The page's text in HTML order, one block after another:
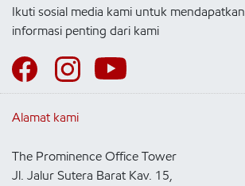
Ikuti sosial media kami untuk
informasi penting dari kami
Alamat kami
The Prominence Office Tower
Jl. Jalur Sutera Barat Kav. 15,